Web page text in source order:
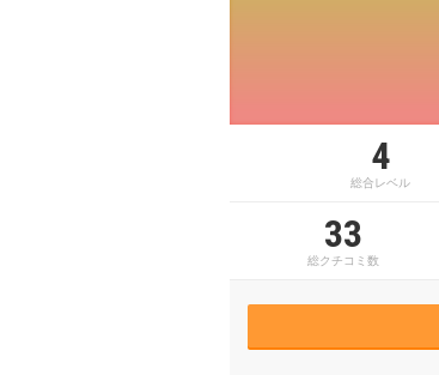
4
総合レベル
33
総クチコミ数